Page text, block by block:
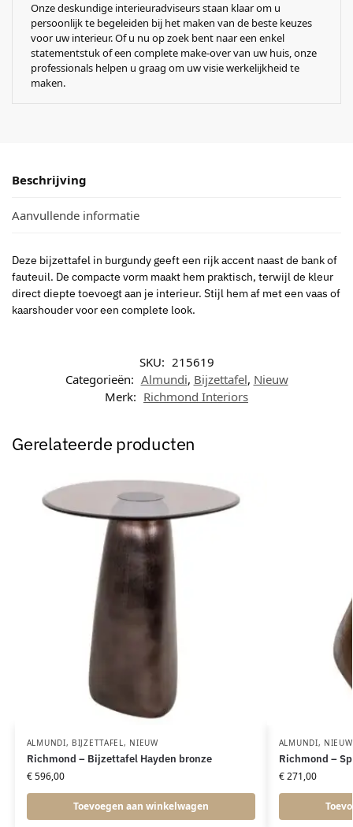
Onze deskundige interieuradviseurs staan klaar om u
persoonlijk te begeleiden bij het maken van de beste keuzes
voor uw interieur. Of u nu op zoek bent naar een enkel
statementstuk of een complete make-over van uw huis, onze
professionals helpen u graag om uw visie werkelijkheid te
maken.
Beschrijving
Aanvullende informatie
Deze bijzettafel in burgundy geeft een rijk accent naast de bank of
fauteuil. De compacte vorm maakt hem praktisch, terwijl de kleur
direct diepte toevoegt aan je interieur. Stijl hem af met een vaas of
kaarshouder voor een complete look.
SKU: 215619
Categorieën: Almundi, Bijzettafel, Nieuw
Merk: Richmond Interiors
Gerelateerde producten
ALMUNDI, BIJZETTAFEL , NIEUW
Richmond – Bijzettafel Hayden bronze
€596,00
Toevoegen aan winkelwagen
ALMUNDI, NIEUW
Richmond –
€271,00